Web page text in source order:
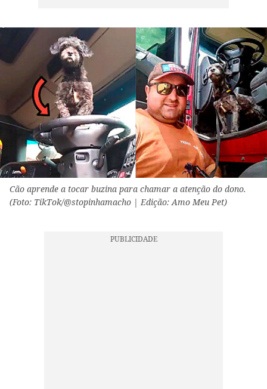
Cão aprende a tocar buzina para chamar a atenção do dono.
(Foto: TikTok/@stopinhamacho | Edição: Amo Meu Pet)